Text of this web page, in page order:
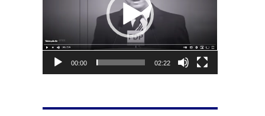
00:00 02:22